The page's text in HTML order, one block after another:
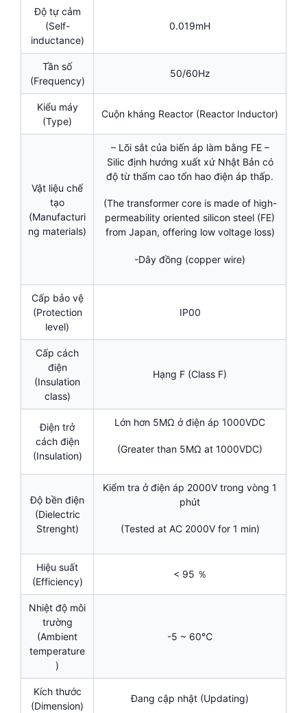
Độ tự cảm
(Self-
inductance)
0.019mH
Tần số
(Frequency)
50/60Hz
Kiểu máy
(Type)
Cuộn kháng Reactor (Reactor Inductor)
Vật liệu chế
tạo
(Manufacturi
ng materials)
– Lõi sắt của biến áp làm bằng FE –
Silic định hướng xuất xứ Nhật Bản có
độ từ thẩm cao tổn hao điện áp thấp.
(The transformer core is made of high-
permeability oriented silicon steel (FE)
from Japan, offering low voltage loss)
-Dây đồng (copper wire)
Cấp bảo vệ
(Protection
level)
IP00
Cấp cách
điện
(Insulation
class)
Hạng F (Class F)
Điện trở
cách điện
(Insulation)
Lớn hơn 5MΩ ở điện áp 1000VDC
(Greater than 5MΩ at 1000VDC)
Độ bền điện
(Dielectric
Strenght)
Kiểm tra ở điện áp 2000V trong vòng 1
phút
(Tested at AC 2000V for 1 min)
Hiệu suất
(Efficiency)
< 95 ％
Nhiệt độ môi
trường
(Ambient
temperature
)
-5 ~ 60℃
Kích thước
(Dimension)
Đang cập nhật (Updating)